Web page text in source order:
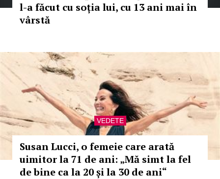
l-a făcut cu soția lui, cu 13 ani mai în
vârstă
VEDETE
Susan Lucci, o femeie care arată
uimitor la 71 de ani: „Mă simt la fel
de bine ca la 20 și la 30 de ani“